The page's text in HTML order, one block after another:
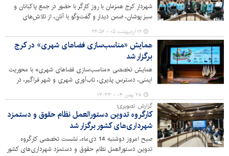
شهردار کرج همزمان با روز کارگر با حضور در جمع پاکبانان و
‌سبز پوشان، ضمن دیدار و گفت‌وگو با آنان، از تلاش‌های
شبانه‌روزی این قشر زحمتکش در حفظ پاکیزگی و طراوت
شهر قدردانی کرد.
۱۲ اردیبهشت ۰۵ - ۲۲:۵۶
همایش «مناسب‌سازی فضاهای شهری» در کرج
برگزار شد
همایش تخصصی «مناسب‌سازی فضاهای شهری» با محوریت
ایمنی، دسترس پذیری، تاب‌آوری شهری و شهر فراگیر، در
مرکز همایش‌های میلاد برگزار شد.
۲۸ بهمن ۰۴ - ۱۳:۳۳
گزارش تصویری؛
کارگروه تدوین دستورالعمل نظام حقوق و دستمزد
شهرداری‌های کشور برگزار شد
صبح امروز دوشنبه 14 دی‌ماه، نشست تخصصی کارگروه
تدوین دستورالعمل نظام حقوق و دستمزد شهرداری‌های کشور